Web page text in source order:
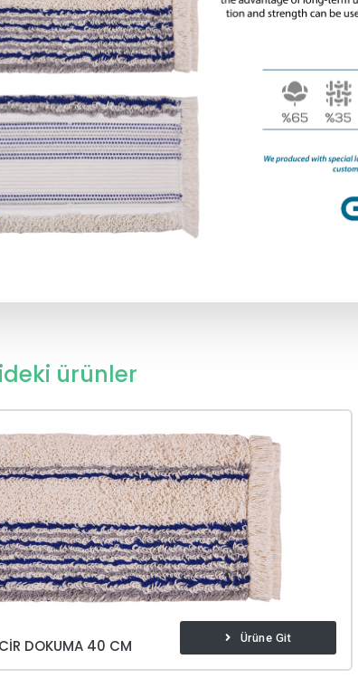
ürünler
DOKUMA 40 CM Ürüne Git